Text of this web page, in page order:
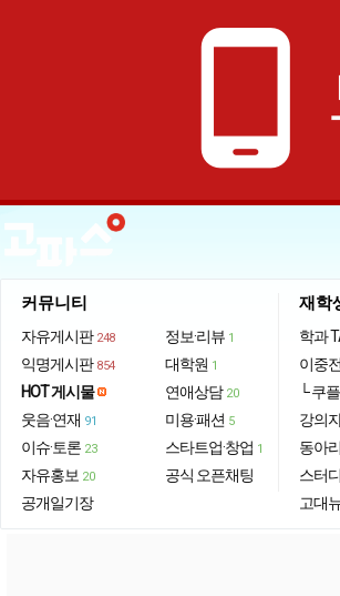
phone_android
커뮤니티
자유게시판 248
익명게시판 854
HOT 게시물
웃음·연재 91
이슈·토론 23
자유홍보 20
공개일기장
정보·리뷰 1
대학원 1
연애상담 20
미용·패션 5
스타트업·창업 1
공식 오픈채팅
재학
학과
이중
└ 쿠
강의
동아리
스터디
고대